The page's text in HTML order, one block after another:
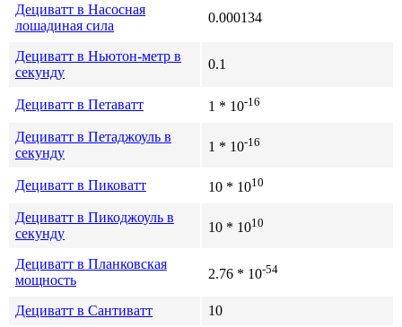
Дециватт в Насосная
лошадиная сила
0.000134
Дециватт в Ньютон-метр в
секунду
0.1
Дециватт в Петаватт 1 * 10-16
Дециватт в Петаджоуль в
секунду
1 * 10-16
Дециватт в Пиковатт 10 * 1010
Дециватт в Пикоджоуль в
секунду
10 * 1010
Дециватт в Планковская
мощность
2.76 * 10-54
Дециватт в Сантиватт
10